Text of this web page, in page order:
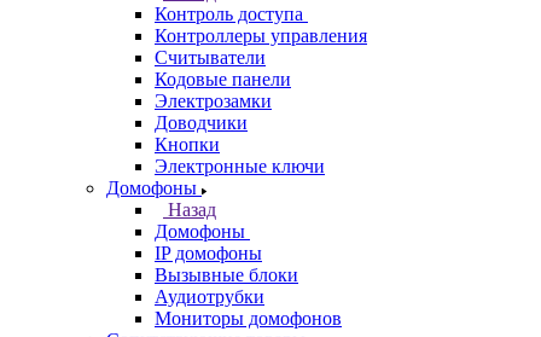
Контроль доступа
Контроллеры управления
Считыватели
Кодовые панели
Электрозамки
Доводчики
Кнопки
Электронные ключи
Домофоны
Назад
Домофоны
IP домофоны
Вызывные блоки
Аудиотрубки
Мониторы домофонов